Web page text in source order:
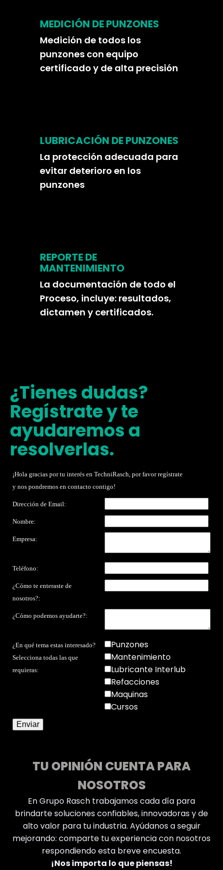
MEDICIÓN DE PUNZONES
Medición de todos los
punzones con equipo
certificado y de alta precisión
LUBRICACIÓN DE PUNZONES
La protección adecuada para
evitar deterioro en los
punzones
REPORTE DE
MANTENIMIENTO
La documentación de todo el
Proceso, incluye: resultados,
dictamen y certificados.
¿Tienes dudas?
Regístrate y te
ayudaremos a
resolverlas.
¡Hola gracias por tu interés en TechniRasch, por favor regístrate
y nos pondremos en contacto contigo!
Dirección de Email:
Nombre:
Empresa:
Teléfono:
¿Cómo te enteraste de
nosotros?:
¿Cómo podemos ayudarte?:
¿En qué tema estas interesado?
Selecciona todas las que
requieras:
Punzones
Mantenimiento
Lubricante Interlub
Refacciones
Maquinas
Cursos
TU OPINIÓN CUENTA PARA
NOSOTROS
En Grupo Rasch trabajamos cada día para
brindarte soluciones confiables, innovadoras y de
alto valor para tu industria. Ayúdanos a seguir
mejorando: comparte tu experiencia con nosotros
respondiendo esta breve encuesta.
¡Nos importa lo que piensas!